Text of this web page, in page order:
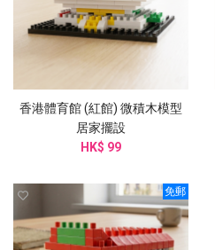
香港體育館 (紅館) 微積木模型
居家擺設
HK$ 99
免郵